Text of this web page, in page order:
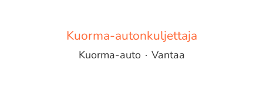
Kuorma-autonkuljettaja
Kuorma-auto · Vantaa